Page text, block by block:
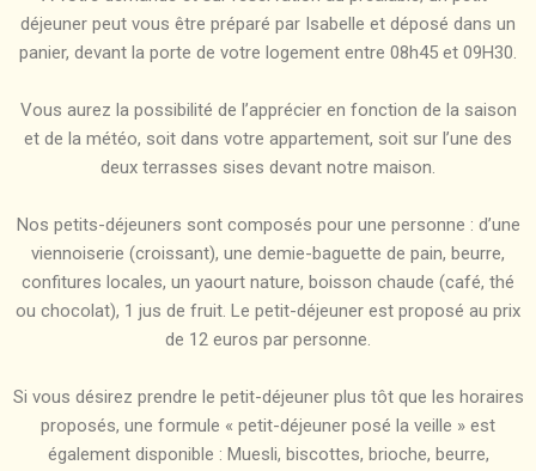
déjeuner peut vous être préparé par Isabelle et déposé dans un
panier, devant la porte de votre logement entre 08h45 et 09H30.
Vous aurez la possibilité de l’apprécier en fonction de la saison
et de la météo, soit dans votre appartement, soit sur l’une des
deux terrasses sises devant notre maison.
Nos petits-déjeuners sont composés pour une personne : d’une
viennoiserie (croissant), une demie-baguette de pain, beurre,
confitures locales, un yaourt nature, boisson chaude (café, thé
ou chocolat), 1 jus de fruit. Le petit-déjeuner est proposé au prix
de 12 euros par personne.
Si vous désirez prendre le petit-déjeuner plus tôt que les horaires
proposés, une formule « petit-déjeuner posé la veille » est
également disponible : Muesli, biscottes, brioche, beurre,